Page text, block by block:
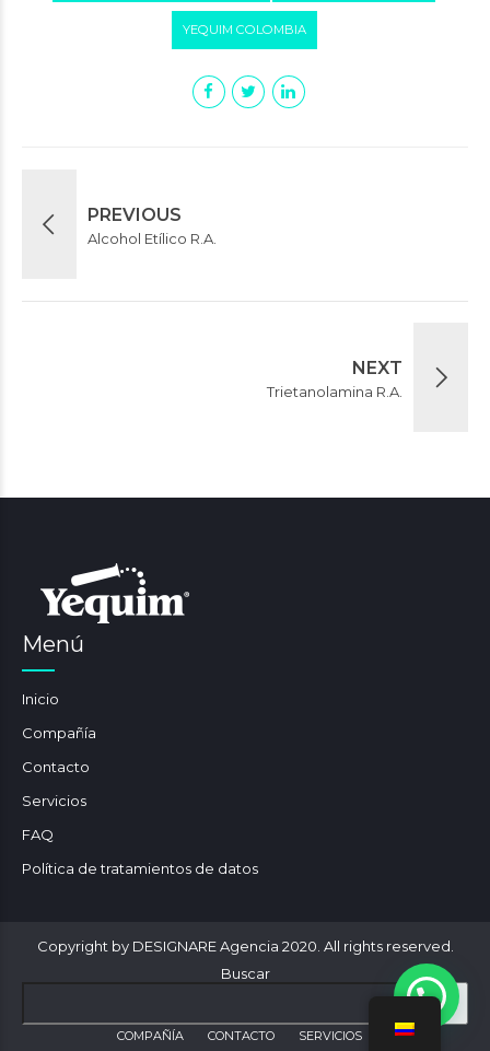
YEQUIM COLOMBIA
PREVIOUS
Alcohol Etílico R.A.
NEXT
Trietanolamina R.A.
Menú
Inicio
Compañía
Contacto
Servicios
FAQ
Política de tratamientos de datos
Copyright by DESIGNARE Agencia 2020. All rights reserved.
Buscar
COMPAÑÍA CONTACTO SERVICIOS